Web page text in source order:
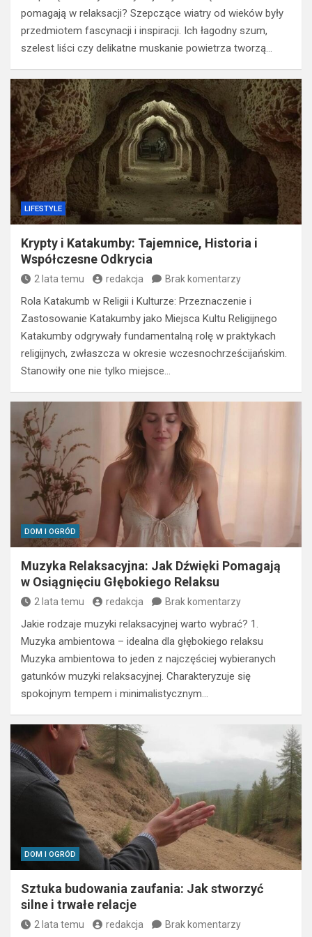
pomagają w relaksacji? Szepczące wiatry od wieków były
przedmiotem fascynacji i inspiracji. Ich łagodny szum,
szelest liści czy delikatne muskanie powietrza tworzą…
LIFESTYLE
Krypty i Katakumby: Tajemnice, Historia i
Współczesne Odkrycia
2 lata temu redakcja Brak komentarzy
Rola Katakumb w Religii i Kulturze: Przeznaczenie i
Zastosowanie Katakumby jako Miejsca Kultu Religijnego
Katakumby odgrywały fundamentalną rolę w praktykach
religijnych, zwłaszcza w okresie wczesnochrześcijańskim.
Stanowiły one nie tylko miejsce…
DOM I OGRÓD
Muzyka Relaksacyjna: Jak Dźwięki Pomagają
w Osiągnięciu Głębokiego Relaksu
2 lata temu redakcja Brak komentarzy
Jakie rodzaje muzyki relaksacyjnej warto wybrać? 1.
Muzyka ambientowa – idealna dla głębokiego relaksu
Muzyka ambientowa to jeden z najczęściej wybieranych
gatunków muzyki relaksacyjnej. Charakteryzuje się
spokojnym tempem i minimalistycznym…
DOM I OGRÓD
Sztuka budowania zaufania: Jak stworzyć
silne i trwałe relacje
2 lata temu redakcja Brak komentarzy